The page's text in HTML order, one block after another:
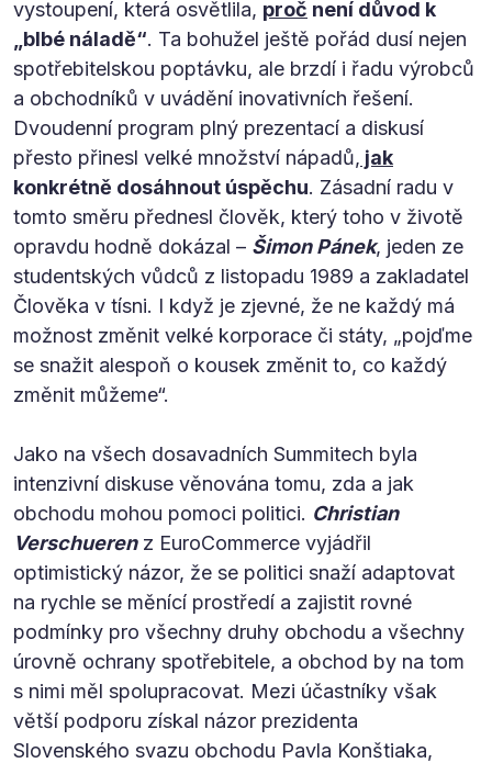
vystoupení, která osvětlila, proč není důvod k
„blbé náladě“. Ta bohužel ještě pořád dusí nejen
spotřebitelskou poptávku, ale brzdí i řadu výrobců
a obchodníků v uvádění inovativních řešení.
Dvoudenní program plný prezentací a diskusí
přesto přinesl velké množství nápadů, jak
konkrétně dosáhnout úspěchu. Zásadní radu v
tomto směru přednesl člověk, který toho v životě
opravdu hodně dokázal – Šimon Pánek, jeden ze
studentských vůdců z listopadu 1989 a zakladatel
Člověka v tísni. I když je zjevné, že ne každý má
možnost změnit velké korporace či státy, „pojďme
se snažit alespoň o kousek změnit to, co každý
změnit můžeme“.
Jako na všech dosavadních Summitech byla
intenzivní diskuse věnována tomu, zda a jak
obchodu mohou pomoci politici. Christian
Verschuerenz EuroCommerce vyjádřil
optimistický názor, že se politici snaží adaptovat
na rychle se měnící prostředí a zajistit rovné
podmínky pro všechny druhy obchodu a všechny
úrovně ochrany spotřebitele, a obchod by na tom
s nimi měl spolupracovat. Mezi účastníky však
větší podporu získal názor prezidenta
Slovenského svazu obchodu Pavla Konštiaka,